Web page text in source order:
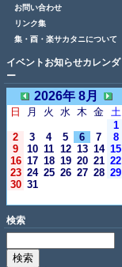
お問い合わせ
リンク集
集・酉・楽サカタニについて
イベントお知らせカレンダ
ー
2026年 8月
日 月 火 水 木 金 土
1
2
3 4 5 6 7
8
9
10 11 12 13 14 15
16 17 18 19 20 21 22
23 24 25 26 27 28 29
30 31
検索